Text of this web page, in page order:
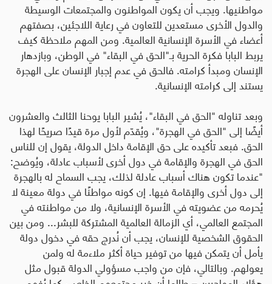
مواطنيها. ويجب أن يكون المواطنون والمجتمعات الوسيطة
والدول الأخرى مستعدين للتعاون في رعاية اللاجئين، بصفتهم
أعضاء في الأسرة الإنسانية العالمية. ومن المهم ملاحظة كيف
يربط البابا فكرة الحرية بـ"الحق في البقاء"في الوطن، وبازدهار
الإنسان ومبدأ كرامته. فالحق في عدم إجبار الإنسان على الهجرة
يستند إلى كرامته الإنسانية.
وبعد تناوله"الحق في البقاء"، يُشير البابا يوحنا الثالث والعشرون
أيضًا إلى"الحق في الهجرة"، ويُقدّم لأول مرة قيدًا صريحًا لهذا
الحق. فبعد تأكيده على حق الإقامة داخل الدولة، يقول إن للناس
الحق في الهجرة والإقامة في دول أخرى لأسباب عادلة، ويُوضح:
"عندما تكون هناك أسباب عادلة لذلك، يجب السماح له بالهجرة
إلى دول أخرى والإقامة فيها. إن كونه مواطنًا في دولة معينة لا
يُحرمه من عضويته في الأسرة الإنسانية، ولا من مواطنته في
المجتمع العالمي، أي الزمالة العالمية المشتركة للبشر... ومن بين
الحقوق الشخصية للإنسان، يجب أن نُدرج حقه في دخول دولة
يأمل أن يتمكن فيها من توفير حياة أكثر ملاءمة له ولمن
يعولهم. وبالتالي، فإن من واجب مسؤولي الدولة قبول مثل